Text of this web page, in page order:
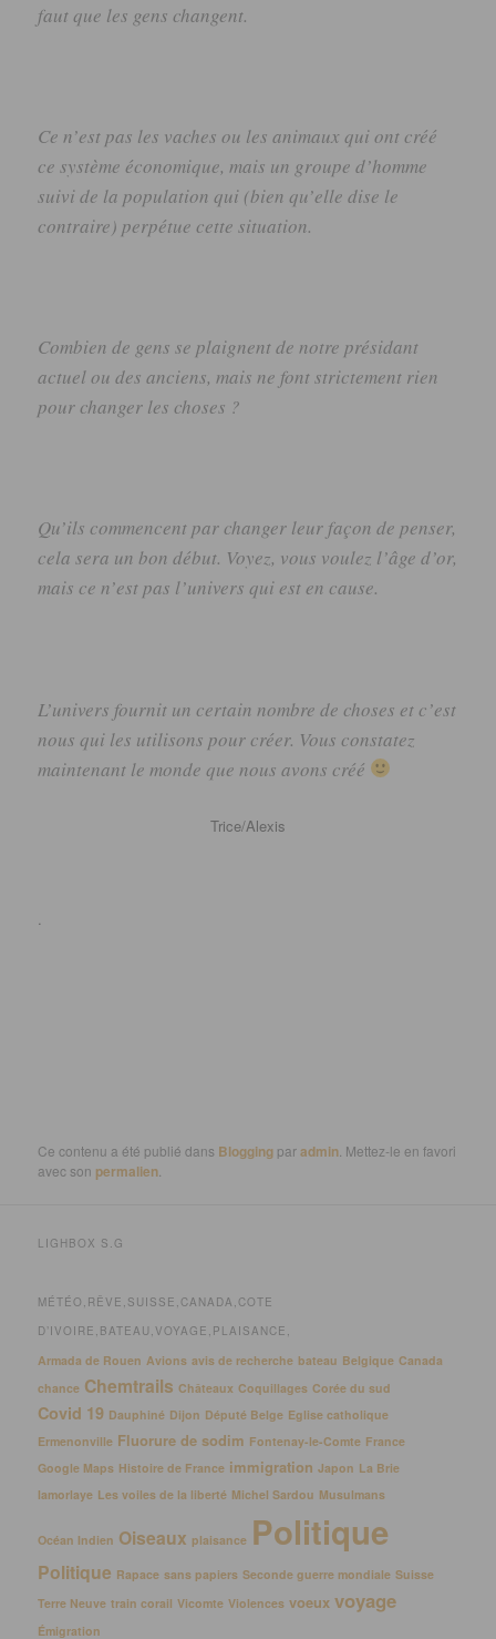
faut que les gens changent.
Ce n’est pas les vaches ou les animaux qui ont créé
ce système économique, mais un groupe d’homme
suivi de la population qui (bien qu’elle dise le
contraire) perpétue cette situation.
Combien de gens se plaignent de notre présidant
actuel ou des anciens, mais ne font strictement rien
pour changer les choses ?
Qu’ils commencent par changer leur façon de penser,
cela sera un bon début. Voyez, vous voulez l’âge d’or,
mais ce n’est pas l’univers qui est en cause.
L’univers fournit un certain nombre de choses et c’est
nous qui les utilisons pour créer. Vous constatez
maintenant le monde que nous avons créé
Trice/Alexis
.
Ce contenu a été publié dans Blogging paradmin . Mettez-le en favori
avec son permalien
LIGHBOX S.G
MÉTÉO,RÊVE,SUISSE,CANADA,COTE
D’IVOIRE,BATEAU,VOYAGE,PLAISANCE,
Armada de Rouen Avions avis de recherche bateau Belgique Canada
chance Chemtrails Châteaux Coquillages Corée du sud
Covid 19 Dauphiné Dijon Député Belge Eglise catholique
Ermenonville Fluorure de sodim Fontenay-le-Comte France
Google Maps Histoire de France immigration Japon La Brie
lamorlaye Les voiles de la liberté Michel Sardou Musulmans
Océan Indien Oiseaux plaisance Politique
Politique Rapace sans papiers Seconde guerre mondiale Suisse
Terre Neuve train corail Vicomte Violences voeux voyage
Émigration